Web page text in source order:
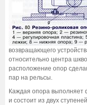
возвращающего
относительно центра
расположение опор
пар на рельсы.
Каждая опора выполняет
и состоит из двух